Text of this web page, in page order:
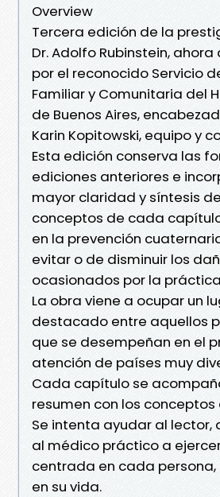
Overview
Tercera edición de la
Dr. Adolfo Rubinstein,
por el reconocido Servicio
Familiar y Comunitaria del
de Buenos Aires,
Karin Kopitowski, equipo y
Esta edición conserva las
ediciones anteriores e
mayor claridad y síntesis
conceptos de cada
en la prevención
evitar o de disminuir los
ocasionados por la
La obra viene a ocupar un
destacado entre aquellos
que se desempeñan en el
atención de países muy
Cada capítulo se
resumen con los conceptos
Se intenta ayudar al lector,
al médico práctico a
centrada en cada persona,
en su vida.